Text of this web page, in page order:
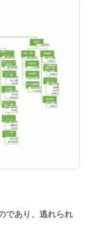
であり、逃れられ